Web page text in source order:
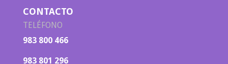
CONTACTO
TELÉFONO
983 800 466
983 801 296